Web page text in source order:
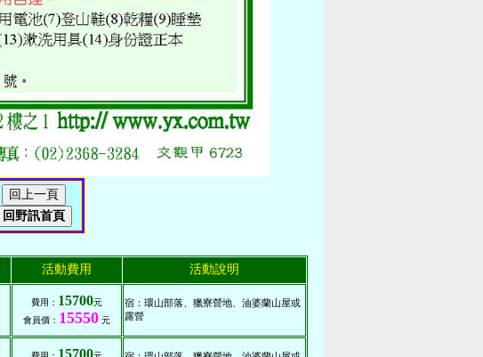
活動費用 活動說明
費用： 15700元
會員價： 15550 元
宿：環山部落、獵寮營地、油婆蘭山屋或
露營
15700